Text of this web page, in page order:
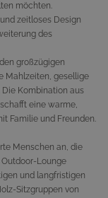
möchten.
zeitloses Design
des
großzügigen
Mahlzeiten, gesellige
Kombination aus
eine warme,
Familie und Freunden.
Menschen an, die
Outdoor-Lounge
und langfristigen
Sitzgruppen von